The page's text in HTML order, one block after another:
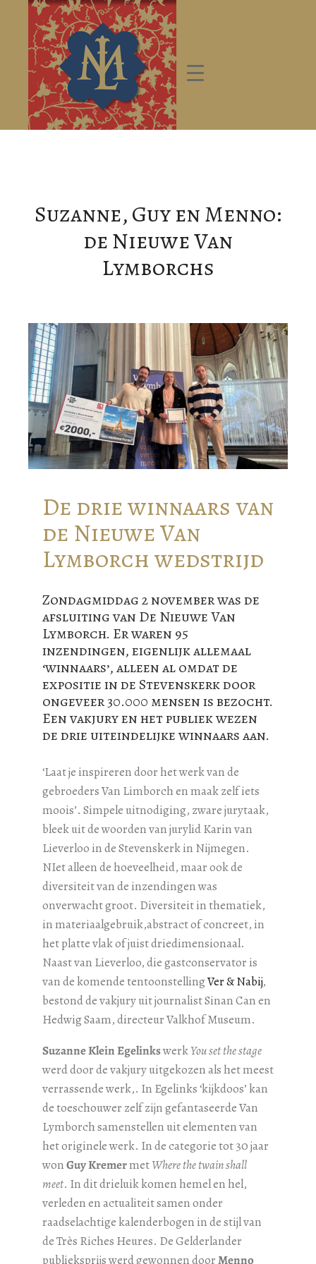
Suzanne, Guy en Menno:
de Nieuwe Van
Lymborchs
De drie winnaars van
de Nieuwe Van
Lymborch wedstrijd
Zondagmiddag 2 november was de
afsluiting van De Nieuwe Van
Lymborch. Er waren 95
inzendingen, eigenlijk allemaal
‘winnaars’, alleen al omdat de
expositie in de Stevenskerk door
ongeveer 30.000 mensen is bezocht.
Een vakjury en het publiek wezen
de drie uiteindelijke winnaars aan.
‘Laat je inspireren door het werk van de
gebroeders Van Limborch en maak zelf iets
moois’. Simpele uitnodiging, zware jurytaak,
bleek uit de woorden van jurylid Karin van
Lieverloo in de Stevenskerk in Nijmegen.
NIet alleen de hoeveelheid, maar ook de
diversiteit van de inzendingen was
onverwacht groot. Diversiteit in thematiek,
in materiaalgebruik,abstract of concreet, in
het platte vlak of juist driedimensionaal.
Naast van Lieverloo, die gastconservator is
van de komende tentoonstellingVer & Nabij,
bestond de vakjury uit journalist Sinan Can en
Hedwig Saam, directeur Valkhof Museum.
Suzanne Klein EgelinkswerkYou set the stage
werd door de vakjury uitgekozen als het meest
verrassende werk,. In Egelinks ‘kijkdoos’ kan
de toeschouwer zelf zijn gefantaseerde Van
Lymborch samenstellen uit elementen van
het originele werk. In de categorie tot 30 jaar
wonGuy KremermetWhere the twain shall
meet. In dit drieluik komen hemel en hel,
verleden en actualiteit samen onder
raadselachtige kalenderbogen in de stijl van
de Très Riches Heures. De Gelderlander
publieksprijs werd gewonnen doorMenno